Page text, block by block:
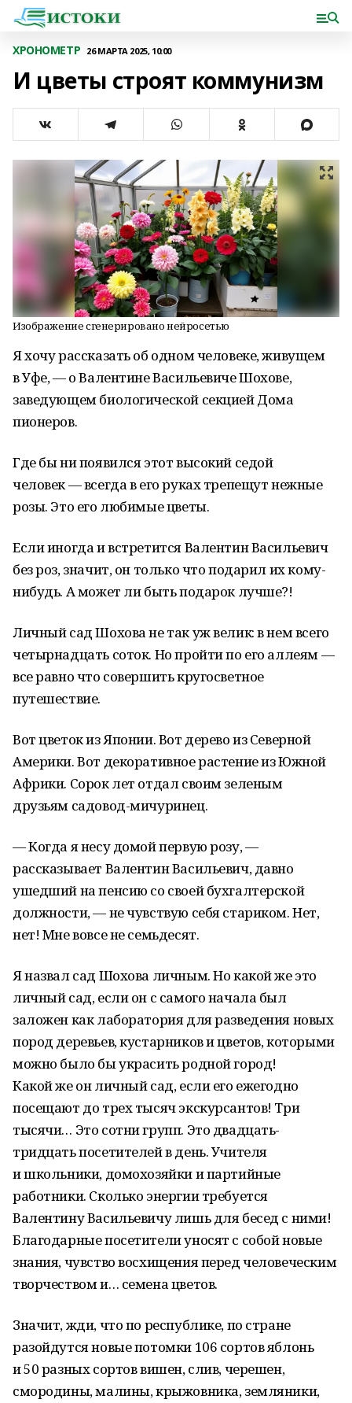
ХРОНОМЕТР 26 МАРТА 2025, 10:00
И цветы строят коммунизм
Изображение сгенерировано нейросетью
Я хочу рассказать об одном человеке, живущем
в Уфе, — о Валентине Васильевиче Шохове,
заведующем биологической секцией Дома
пионеров.
Где бы ни появился этот высокий седой
человек — всегда в его руках трепещут нежные
розы. Это его любимые цветы.
Если иногда и встретится Валентин Васильевич
без роз, значит, он только что подарил их кому-
нибудь. А может ли быть подарок лучше?!
Личный сад Шохова не так уж велик: в нем всего
четырнадцать соток. Но пройти по его аллеям —
все равно что совершить кругосветное
путешествие.
Вот цветок из Японии. Вот дерево из Северной
Америки. Вот декоративное растение из Южной
Африки. Сорок лет отдал своим зеленым
друзьям садовод-мичуринец.
— Когда я несу домой первую розу, —
рассказывает Валентин Васильевич, давно
ушедший на пенсию со своей бухгалтерской
должности, — не чувствую себя стариком. Нет,
нет! Мне вовсе не семьдесят.
Я назвал сад Шохова личным. Но какой же это
личный сад, если он с самого начала был
заложен как лаборатория для разведения новых
пород деревьев, кустарников и цветов, которыми
можно было бы украсить родной город!
Какой же он личный сад, если его ежегодно
посещают до трех тысяч экскурсантов! Три
тысячи… Это сотни групп. Это двадцать-
тридцать посетителей в день. Учителя
и школьники, домохозяйки и партийные
работники. Сколько энергии требуется
Валентину Васильевичу лишь для бесед с ними!
Благодарные посетители уносят с собой новые
знания, чувство восхищения перед человеческим
творчеством и… семена цветов.
Значит, жди, что по республике, по стране
разойдутся новые потомки 106 сортов яблонь
и 50 разных сортов вишен, слив, черешен,
смородины, малины, крыжовника, земляники,